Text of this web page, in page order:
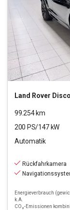
Land Rover Discovery
99.254km
200 PS/147 kW
Automatik
Rückfahrkamera
Energieverbrauch
k.A.
CO₂-Emissionen